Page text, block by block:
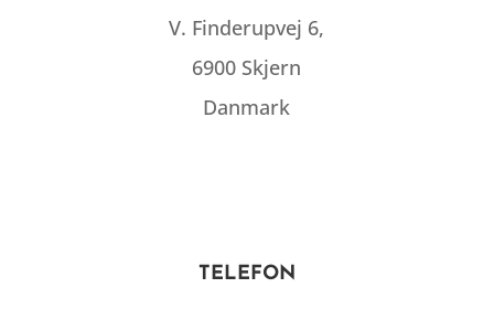
V. Finderupvej 6,
6900 Skjern
Danmark
TELEFON